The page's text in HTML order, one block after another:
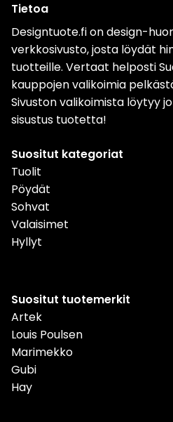
Tietoa
Designtuote.fi on design-
verkkosivusto, josta löydät
tuotteille. Vertaat helposti
kauppojen valikoimia
Sivuston valikoimista löytyy
sisustus tuotetta!
Suositut kategoriat
Tuolit
Pöydät
Sohvat
Valaisimet
Hyllyt
Suositut tuotemerkit
Artek
Louis Poulsen
Marimekko
Gubi
Hay